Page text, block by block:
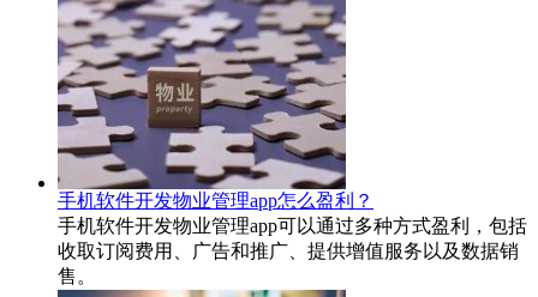
手机软件开发物业管理app怎么盈利？
手机软件开发物业管理app可以通过多种方式盈利，包括
收取订阅费用、广告和推广、提供增值服务以及数据销
售。